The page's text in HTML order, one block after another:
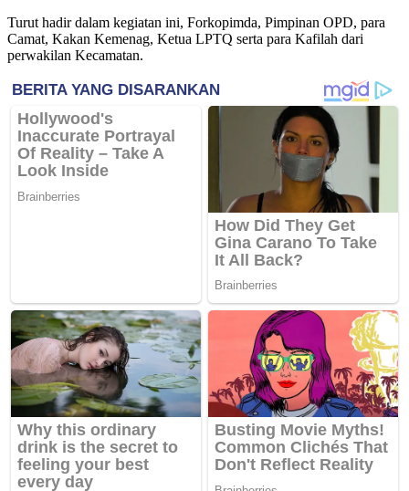
Turut hadir dalam kegiatan ini, Forkopimda, Pimpinan OPD, para
Camat, Kakan Kemenag, Ketua LPTQ serta para Kafilah dari
perwakilan Kecamatan.